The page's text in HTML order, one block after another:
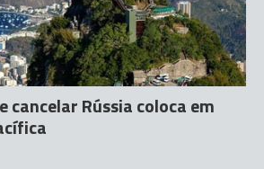
cancelar Rússia coloca em